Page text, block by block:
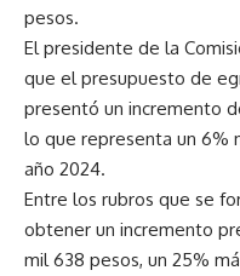
pesos.
El presidente de la
que el presupuesto de
presentó un incremento
lo que representa un 6%
año 2024.
Entre los rubros que se
obtener un incremento
mil 638 pesos, un 25%